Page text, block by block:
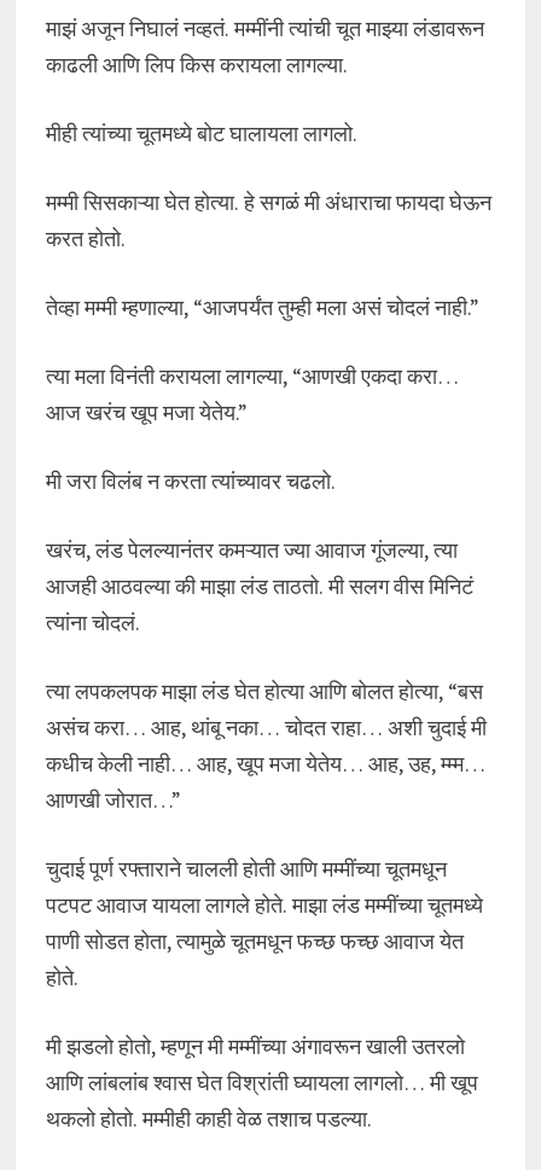
माझं अजून निघालं नव्हतं. मम्मींनी त्यांची चूत माझ्या लंडावरून
काढली आणि लिप किस करायला लागल्या.
मीही त्यांच्या चूतमध्ये बोट घालायला लागलो.
मम्मी सिसकाऱ्या घेत होत्या. हे सगळं मी अंधाराचा फायदा घेऊन
करत होतो.
तेव्हा मम्मी म्हणाल्या, “आजपर्यंत तुम्ही मला असं चोदलं नाही.”
त्या मला विनंती करायला लागल्या, “आणखी एकदा करा…
आज खरंच खूप मजा येतेय.”
मी जरा विलंब न करता त्यांच्यावर चढलो.
खरंच, लंड पेलल्यानंतर कमऱ्यात ज्या आवाज गूंजल्या, त्या
आजही आठवल्या की माझा लंड ताठतो. मी सलग वीस मिनिटं
त्यांना चोदलं.
त्या लपकलपक माझा लंड घेत होत्या आणि बोलत होत्या, “बस
असंच करा… आह, थांबू नका… चोदत राहा… अशी चुदाई मी
कधीच केली नाही… आह, खूप मजा येतेय… आह, उह, म्म्म…
आणखी जोरात…”
चुदाई पूर्ण रफ्ताराने चालली होती आणि मम्मींच्या चूतमधून
पटपट आवाज यायला लागले होते. माझा लंड मम्मींच्या चूतमध्ये
पाणी सोडत होता, त्यामुळे चूतमधून फच्छ फच्छ आवाज येत
होते.
मी झडलो होतो, म्हणून मी मम्मींच्या अंगावरून खाली उतरलो
आणि लांबलांब श्वास घेत विश्रांती घ्यायला लागलो… मी खूप
थकलो होतो. मम्मीही काही वेळ तशाच पडल्या.